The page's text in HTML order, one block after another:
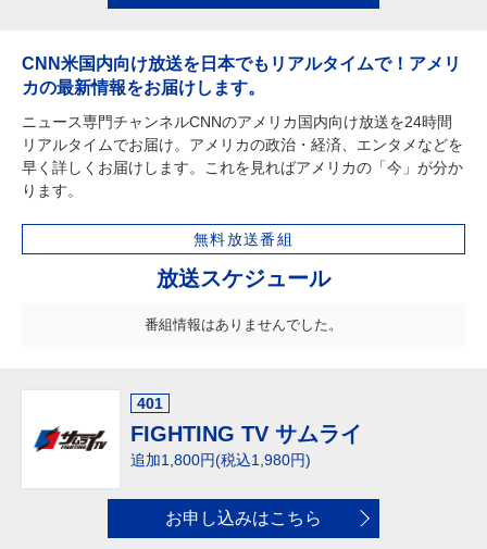
CNN米国内向け放送を日本でもリアルタイムで！アメリ
カの最新情報をお届けします。
ニュース専門チャンネルCNNのアメリカ国内向け放送を24時間
リアルタイムでお届け。アメリカの政治・経済、エンタメなどを
早く詳しくお届けします。これを見ればアメリカの「今」が分か
ります。
無料放送番組
放送スケジュール
番組情報はありませんでした。
401
FIGHTING TV サムライ
追加1,800円(税込1,980円)
お申し込みはこちら